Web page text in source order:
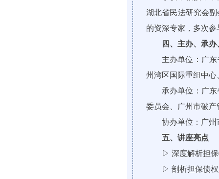
湖北省民法研究会
的资深专家，多次
四、主办、承
主办单位：广
州湾区国际重组中
承办单位： 广
委员会、广州市破
协办单位：广
五、讲座亮点
▷ 深度解析担
▷ 剖析担保债